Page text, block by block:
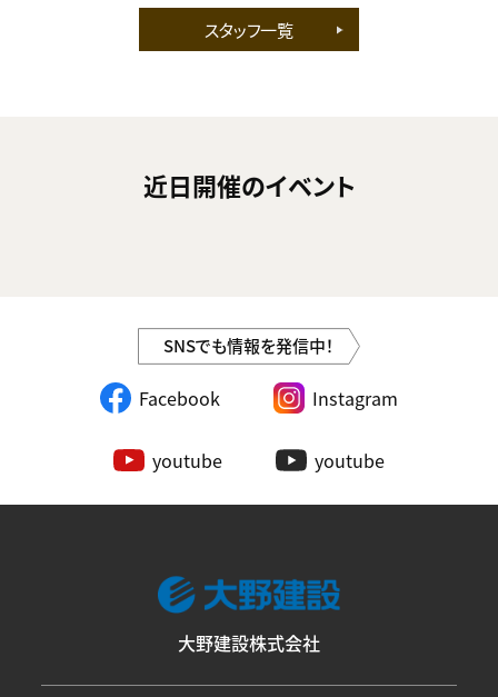
スタッフ一覧
近日開催のイベント
SNSでも情報を発信中！
Facebook Instagram
youtube youtube
大野建設株式会社